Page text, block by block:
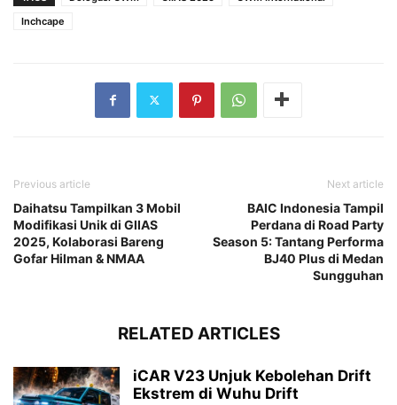
Inchcape
Previous article
Daihatsu Tampilkan 3 Mobil
Modifikasi Unik di GIIAS
2025, Kolaborasi Bareng
Gofar Hilman & NMAA
Next article
BAIC Indonesia Tampil
Perdana di Road Party
Season 5: Tantang Performa
BJ40 Plus di Medan
Sungguhan
RELATED ARTICLES
iCAR V23 Unjuk Kebolehan Drift
Ekstrem di Wuhu Drift